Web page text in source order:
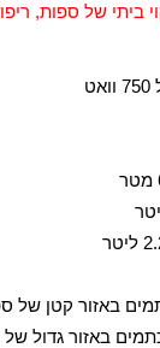
ביתי של ספות,
750 וואט